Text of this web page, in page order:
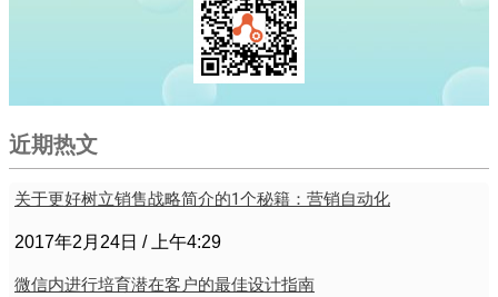
近期热文
关于更好树立销售战略简介的1个秘籍：营销自动化
2017年2月24日 上午4:29
微信内进行培育潜在客户的最佳设计指南